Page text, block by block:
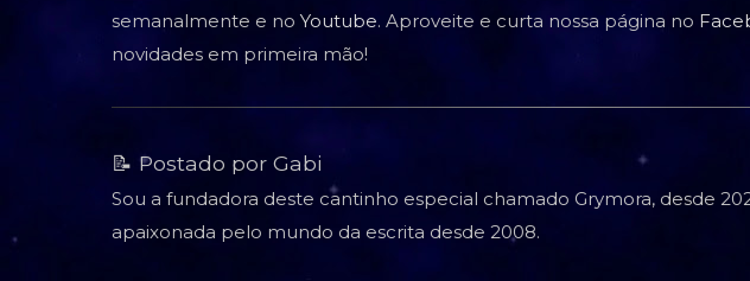
semanalmente e no Youtube. Aproveite e curta nossa página no
novidades em primeira mão!
📝 Postado por Gabi
Sou a fundadora deste cantinho especial chamado Grymora, desde
apaixonada pelo mundo da escrita desde 2008.